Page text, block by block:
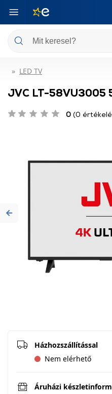
LED TV
JVC LT-58VU3005
0 (0
Previous
Házhozszállítással
Nem elérhető
Áruházi